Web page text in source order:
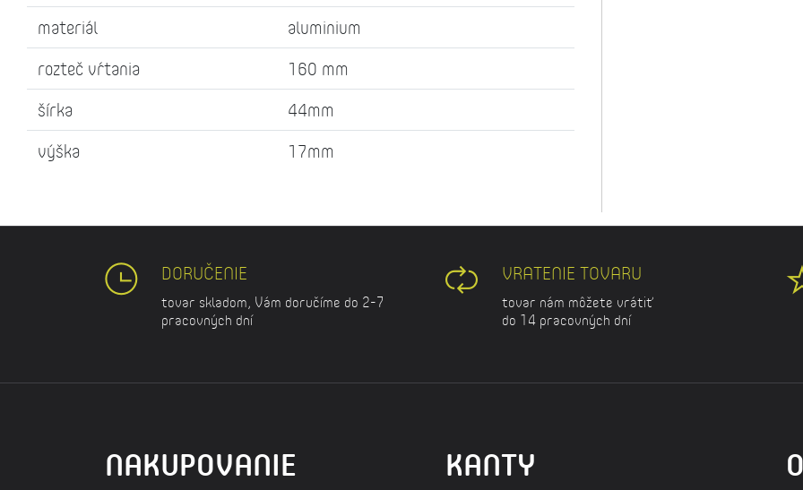
materiál
aluminium
rozteč vŕtania
160 mm
šírka
44mm
výška
17mm
DORUČENIE
tovar skladom, Vám doručíme do 2-7
pracovných dní
VRATENIE TOVARU
tovar nám môžete vrátiť
do 14 pracovných dní
NAKUPOVANIE KANTY